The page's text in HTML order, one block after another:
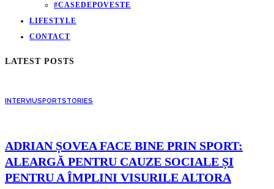
#CASEDEPOVESTE
LIFESTYLE
CONTACT
LATEST POSTS
INTERVIUSPORTSTORIES
ADRIAN ȘOVEA FACE BINE PRIN SPORT:
ALEARGĂ PENTRU CAUZE SOCIALE ȘI
PENTRU A ÎMPLINI VISURILE ALTORA